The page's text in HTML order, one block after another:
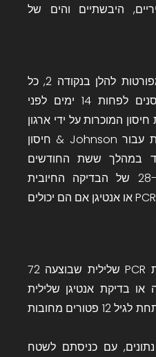
היבשתיים והים של
1. למעט מדינות המוצא המפורטות להלן בנקודה 2, כל
הנוסעים מעל גיל 12 מחוסנים לפחות 14 ימים לפני
עם 2 מנות חיסון המוכרות על ידי ארגון
הבריאות העולמי (מנה אחת עבור Johnson & חיסון
במהלך ששת החודשים
האחרונים (לאחר היום ה-28 של הבדיקה החיובית
הראשונה) פטורים מבדיקת PCR או אנטיגן אם הם יכולים
אחרת, עליהם להציג בדיקת PCR שלילית שבוצעה 72
או בדיקת אנטיגן שלילית
פחות מ-48 שעות. ילדים מתחת לגיל 12 פטורים מחובות
נתונים, עם כניסתם לשטח